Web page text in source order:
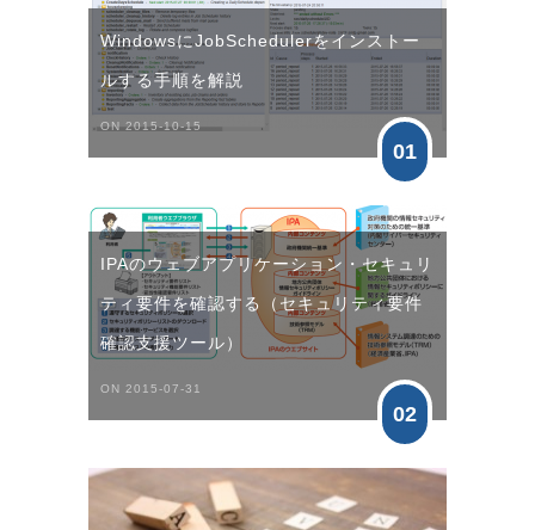
WindowsにJobSchedulerをインストー
ルする手順を解説
ON 2015-10-15
01
IPAのウェブアプリケーション・セキュリ
ティ要件を確認する（セキュリティ要件
確認支援ツール）
ON 2015-07-31
02